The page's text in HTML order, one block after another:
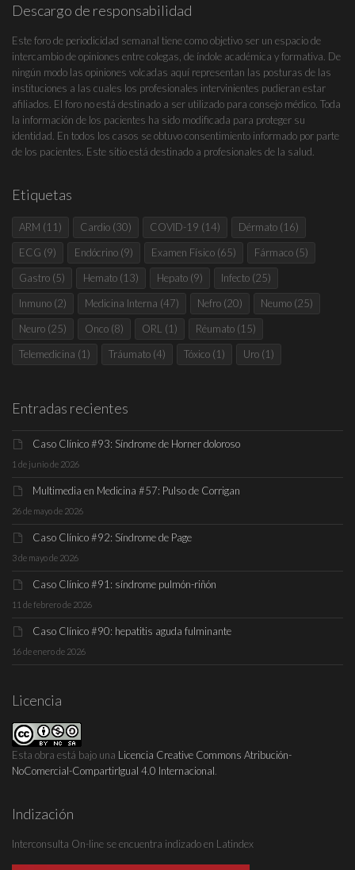
Descargo de responsabilidad
Este foro de periodicidad semanal tiene como objetivo ser un espacio de
intercambio de opiniones entre colegas, de índole académica y formativa. De
ningún modo las opiniones volcadas aquí representan las posturas de las
instituciones a las cuales los profesionales intervinientes pudieran estar
afiliados. El foro no está destinado a ser utilizado para consejo médico. Toda
la información de los pacientes ha sido modificada para proteger su
identidad. En todos los casos se obtuvo consentimiento informado por parte
de los pacientes. Este sitio está destinado a profesionales de la salud.
Etiquetas
ARM (11) Cardio (30) COVID-19 (14) Dérmato (16)
ECG (9) Endócrino (9) Examen Físico (65) Fármaco (5)
Gastro (5) Hemato (13) Hepato (9) Infecto (25)
Inmuno (2) Medicina Interna (47) Nefro (20) Neumo (25)
Neuro (25) Onco (8) ORL (1) Réumato (15)
Telemedicina (1) Tráumato (4) Tóxico (1) Uro (1)
Entradas recientes
Caso Clínico #93: Síndrome de Horner doloroso
1 de junio de 2026
Multimedia en Medicina #57: Pulso de Corrigan
26 de mayo de 2026
Caso Clínico #92: Síndrome de Page
3 de mayo de 2026
Caso Clínico #91: síndrome pulmón-riñón
11 de febrero de 2026
Caso Clínico #90: hepatitis aguda fulminante
16 de enero de 2026
Licencia
Esta obra está bajo una Licencia Creative Commons Atribución-
NoComercial-CompartirIgual 4.0 Internacional
Indización
Interconsulta On-line se encuentra indizado en Latindex